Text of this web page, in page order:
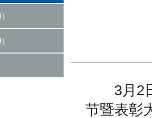
3月2日
节暨表彰